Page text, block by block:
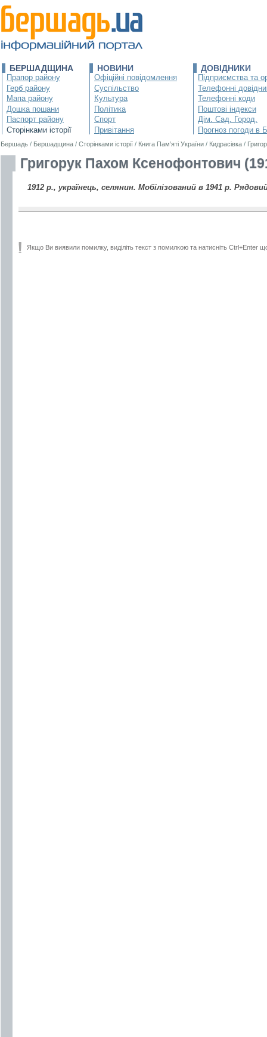
БЕРШАДЩИНА
Прапор району
Герб району
Мапа району
Дошка пошани
Паспорт району
Сторінками історії
НОВИНИ
Офіційні повідомлення
Суспільство
Культура
Політика
Спорт
Привітання
ДОВІДНИКИ
Підприємства та
Телефонні
Телефонні коди
Поштові індекси
Дім. Сад. Город.
Прогноз погоди в
Бершадь / Бершадщина / Сторінками історії / Книга Пам’яті України / Кидрасівка /
Григорук Пахом Ксенофонтович
1912 р., українець, селянин. Мобілізований в 1941 р.
Якщо Ви виявили помилку, виділіть текст з помилкою та натисніть Ctrl+Enter